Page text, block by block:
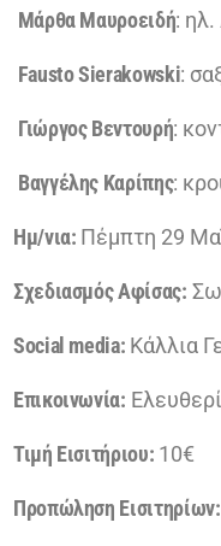
Μάρθα Μαυροειδή:
Fausto Sierakowski:
Γιώργος Βεντουρή:
Βαγγέλης Καρίπης:
Hμ/νια: Πέμπτη 29
Σχεδιασμός Αφίσας:
Social media: Κάλλια
Επικοινωνία:
Τιμή Εισιτήριου: 10€
Προπώληση Εισιτηρίων: